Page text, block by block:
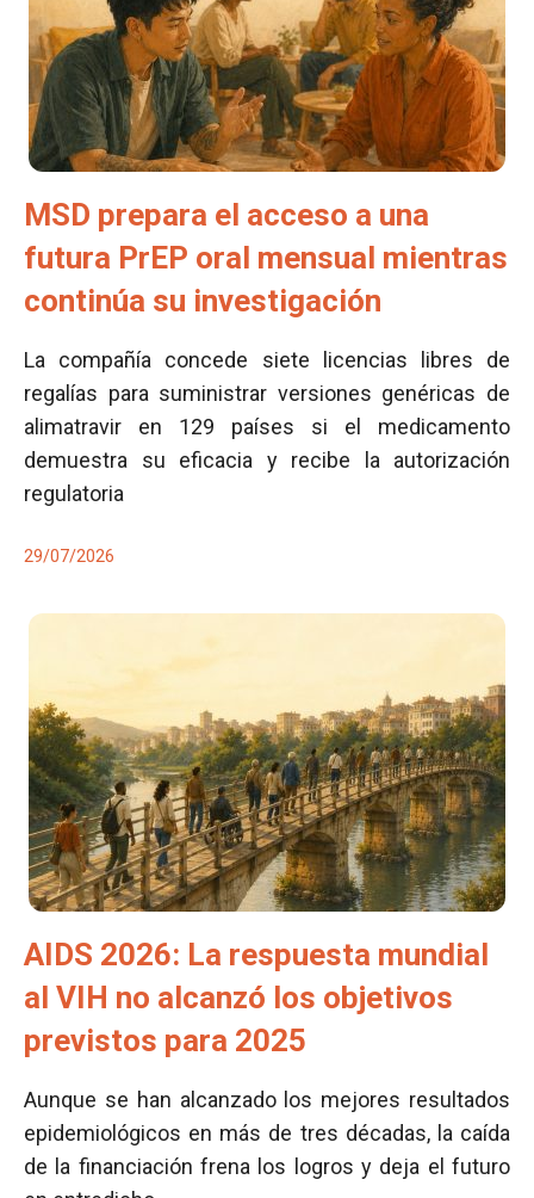
MSD prepara el acceso a una
futura PrEP oral mensual mientras
continúa su investigación
La compañía concede siete licencias libres de
regalías para suministrar versiones genéricas de
alimatravir en 129 países si el medicamento
demuestra su eficacia y recibe la autorización
regulatoria
29/07/2026
AIDS 2026: La respuesta mundial
al VIH no alcanzó los objetivos
previstos para 2025
Aunque se han alcanzado los mejores resultados
epidemiológicos en más de tres décadas, la caída
de la financiación frena los logros y deja el futuro